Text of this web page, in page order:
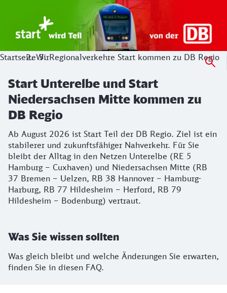
Ab August 2026 ist Start Teil der DB Regio. Ziel ist ein
StartseiteWirRegionalverkehre Start kommen zu DB Regio
Start Unterelbe und Start
Niedersachsen Mitte kommen zu
DB Regio
Ab August 2026 ist Start Teil der DB Regio. Ziel ist ein
stabilerer und zukunftsfähiger Nahverkehr. Für Sie
bleibt der Alltag in den Netzen Unterelbe (RE 5
Hamburg – Cuxhaven) und Niedersachsen Mitte (RB
37 Bremen – Uelzen, RB 38 Hannover – Hamburg-
Harburg, RB 77 Hildesheim – Herford, RB 79
Hildesheim – Bodenburg) vertraut.
Was Sie wissen sollten
Was gleich bleibt und welche Änderungen Sie erwarten,
finden Sie in diesen FAQ.